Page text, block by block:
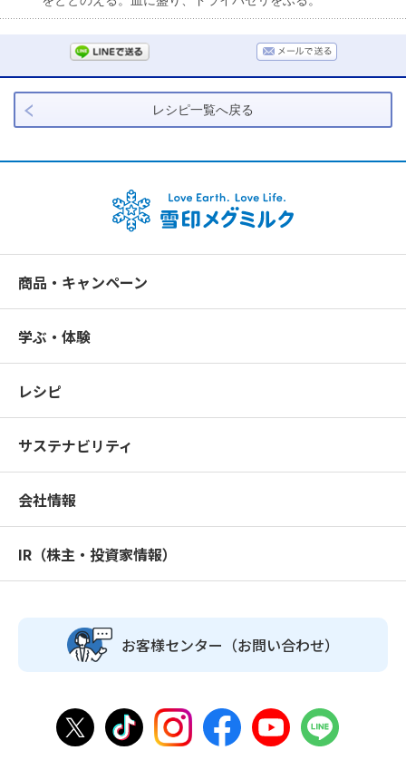
レシピ一覧へ戻る
商品・キャンペーン
学ぶ・体験
レシピ
サステナビリティ
会社情報
IR（株主・投資家情報）
お客様センター （お問い合わせ）